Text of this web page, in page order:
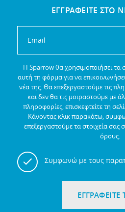
ΕΓΓΡΑΦΕΙΤΕ ΣΤΟ
Η Sparrow θα χρησιμοποιήσει τα
αυτή τη φόρμα για να
νέα της.Θα επεξεργαστούμε τις
και δεν θα τις μοιραστούμε με
πληροφορίες, επισκεφτείτε τη
Κάνοντας κλικ παρακάτω,
επεξεργαστούμε τα στοιχεία
όρους.
Συμφωνώ με τους
ΕΓΓΡΑΦΕΙΤΕ